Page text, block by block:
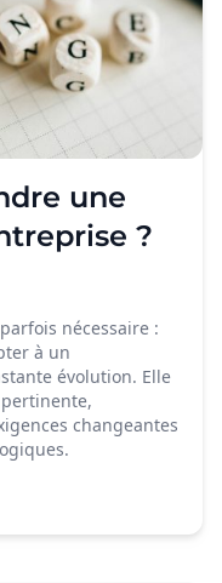
une
?
nécessaire :
à un
évolution. Elle
changeantes